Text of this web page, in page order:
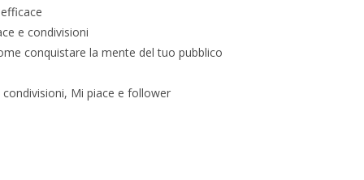
e condivisioni
conquistare la mente del tuo pubblico
Mi piace e follower